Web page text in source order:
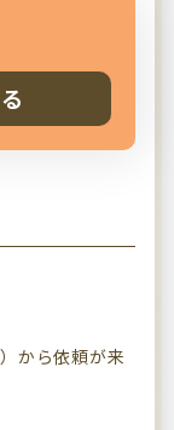
から依頼が来